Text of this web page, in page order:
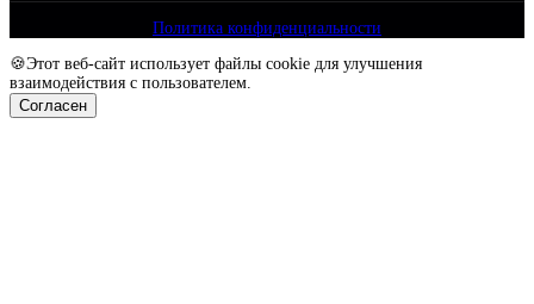
Политика конфиденциальности
🍪Этот веб-сайт использует файлы cookie для улучшения
взаимодействия с пользователем.
Согласен